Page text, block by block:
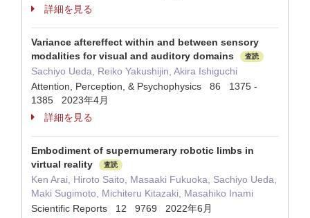
詳細を見る
Variance aftereffect within and between sensory
modalities for visual and auditory domains
査読
Sachiyo Ueda, Reiko Yakushijin, Akira Ishiguchi
Attention, Perception, & Psychophysics 86 1375 -
1385 2023年4月
詳細を見る
Embodiment of supernumerary robotic limbs in
virtual reality
査読
Ken Arai, Hiroto Saito, Masaaki Fukuoka, Sachiyo Ueda,
Maki Sugimoto, Michiteru Kitazaki, Masahiko Inami
Scientific Reports 12 9769 2022年6月